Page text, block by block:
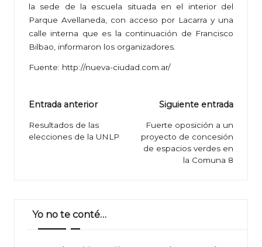
la sede de la escuela situada en el interior del
Parque Avellaneda, con acceso por Lacarra y una
calle interna que es la continuación de Francisco
Bilbao, informaron los organizadores.
Fuente: http://nueva-ciudad.com.ar/
Navegación
de
entradas
Entrada anterior
Resultados de las
elecciones de la UNLP
Siguiente entrada
Fuerte oposición a un
proyecto de concesión
de espacios verdes en
la Comuna 8
Yo no te conté…